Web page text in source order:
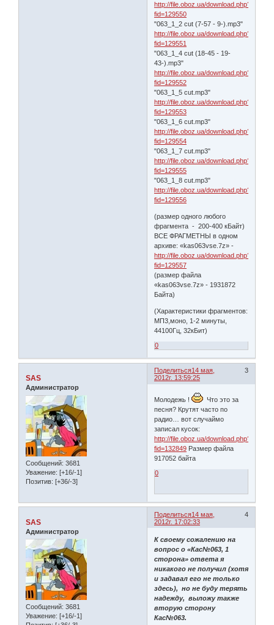
http://file.oboz.ua/download.php?
fid=129550
"063_1_2 cut (7-57 - 9-).mp3"
http://file.oboz.ua/download.php?
fid=129551
"063_1_4 cut (18-45 - 19-
43-).mp3"
http://file.oboz.ua/download.php?
fid=129552
"063_1_5 cut.mp3"
http://file.oboz.ua/download.php?
fid=129553
"063_1_6 cut.mp3"
http://file.oboz.ua/download.php?
fid=129554
"063_1_7 cut.mp3"
http://file.oboz.ua/download.php?
fid=129555
"063_1_8 cut.mp3"
http://file.oboz.ua/download.php?
fid=129556
(размер одного любого
фрагмента - 200-400 кБайт)
ВСЕ ФРАГМЕТНЫ в одном
архиве: «kas063vse.7z» -
http://file.oboz.ua/download.php?
fid=129557
(размер файла
«kas063vse.7z» - 1931872
Байта)
(Характеристики фрагментов:
МП3,моно, 1-2 минуты,
44100Гц, 32кБит)
0
Поделиться 3
14 мая,
2012г. 13:59:25
SAS
Администратор
Сообщений: 3681
Уважение: [+16/-1]
Позитив: [+36/-3]
Молодежь !
Что это за
песня? Крутят часто по
радио… вот случаймо
записал кусок:
http://file.oboz.ua/download.php?
fid=132849 Размер файла
917052 байта
0
Поделиться 4
14 мая,
2012г. 17:02:33
SAS
Администратор
Сообщений: 3681
Уважение: [+16/-1]
К своему сожалению на
вопрос о «Кас№063, 1
сторона» ответа я
никакого не получил (хотя
и задавал его не только
здесь), но не буду терять
надежду, выложу также
вторую сторону
Кас№063.